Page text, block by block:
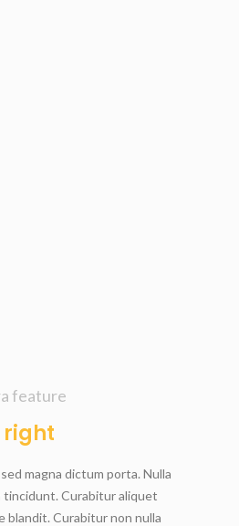
feature
right
magna dictum porta. Nulla
Curabitur aliquet
blandit. Curabitur non nulla